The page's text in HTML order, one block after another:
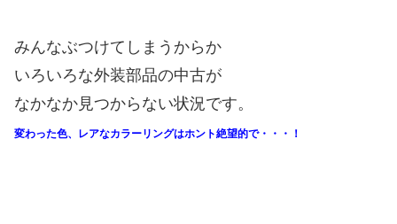
みんなぶつけてしまうからか
いろいろな外装部品の中古が
なかなか見つからない状況です。
変わった色、レアなカラーリングはホント絶望的で・・・！